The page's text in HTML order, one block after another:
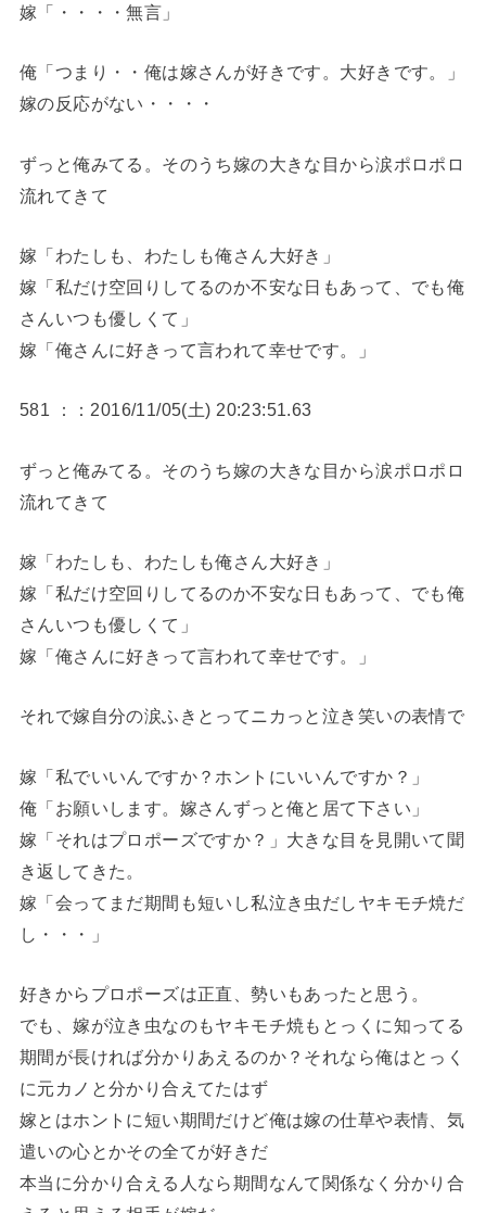
嫁「・・・・無言」
俺「つまり・・俺は嫁さんが好きです。大好きです。」
嫁の反応がない・・・・
ずっと俺みてる。そのうち嫁の大きな目から涙ポロポロ
流れてきて
嫁「わたしも、わたしも俺さん大好き」
嫁「私だけ空回りしてるのか不安な日もあって、でも俺
さんいつも優しくて」
嫁「俺さんに好きって言われて幸せです。」
581 ：：2016/11/05(土) 20:23:51.63
ずっと俺みてる。そのうち嫁の大きな目から涙ポロポロ
流れてきて
嫁「わたしも、わたしも俺さん大好き」
嫁「私だけ空回りしてるのか不安な日もあって、でも俺
さんいつも優しくて」
嫁「俺さんに好きって言われて幸せです。」
それで嫁自分の涙ふきとってニカっと泣き笑いの表情で
嫁「私でいいんですか？ホントにいいんですか？」
俺「お願いします。嫁さんずっと俺と居て下さい」
嫁「それはプロポーズですか？」大きな目を見開いて聞
き返してきた。
嫁「会ってまだ期間も短いし私泣き虫だしヤキモチ焼だ
し・・・」
好きからプロポーズは正直、勢いもあったと思う。
でも、嫁が泣き虫なのもヤキモチ焼もとっくに知ってる
期間が長ければ分かりあえるのか？それなら俺はとっく
に元カノと分かり合えてたはず
嫁とはホントに短い期間だけど俺は嫁の仕草や表情、気
遣いの心とかその全てが好きだ
本当に分かり合える人なら期間なんて関係なく分かり合